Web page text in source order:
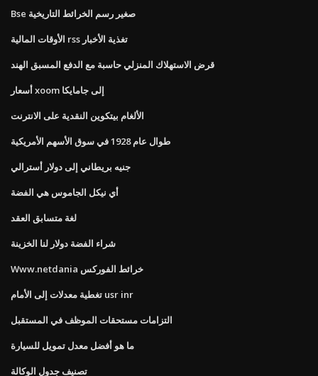
Bse صغير رسم الخرائط التاريخية
الأوقات المالية rss تغذية الأخبار
قرض الاستهلاك المنزلي حاسبة مع الدفع المسبق الهند
أسعار xoom إلى جامايكا
الألغام بيتكوين النقدية على الانترنت
طوال عام 1928 في سوق الأسهم الأمريكية
جنيه بريطاني إلى دولار أسترالي
أي نيكل الجاموس هي الفضة
لغة متسابق العقد
شراء الفضة دولار لنا الخزينة
Www.netdania خرائط الفوركس
تغطية معدلات إلى الأمام usr inr
التزامات مستحقات الموظف في المستقبل
ما هو أفضل معدل تمويل للسيارة
تصنيف جدول الوكالة